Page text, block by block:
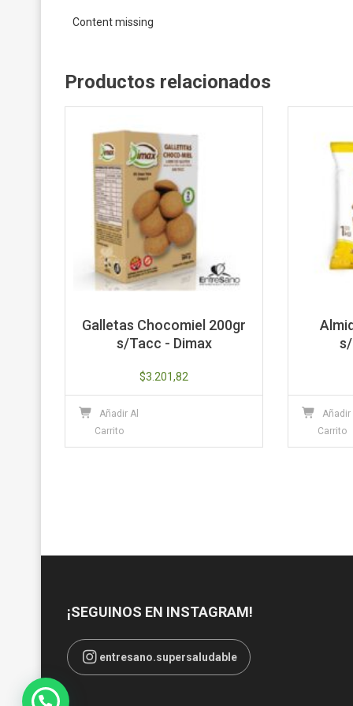
Content missing
Productos relacionados
Galletas Chocomiel 200gr
s/Tacc - Dimax
$3.201,82
Añadir Al
Carrito
Añadir
Carrito
¡SEGUINOS EN INSTAGRAM!
entresano.supersaludable